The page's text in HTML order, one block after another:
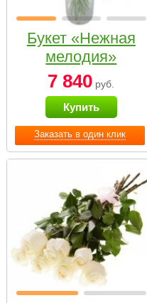
Заказать в один клик
Букет «Нежная
мелодия»
7 840 руб.
Купить